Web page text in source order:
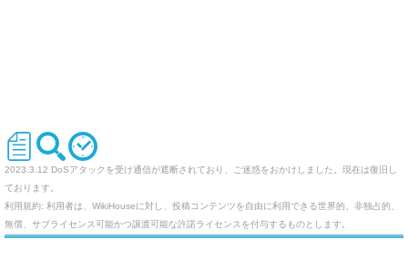
2023.3.12 DoSアタックを受け通信が遮断されており、ご迷惑をおかけしました。現在は復旧し
ております。
利用規約: 利用者は、WikiHouseに対し、投稿コンテンツを自由に利用できる世界的、非独占的、
無償、サブライセンス可能かつ譲渡可能な許諾ライセンスを付与するものとします。